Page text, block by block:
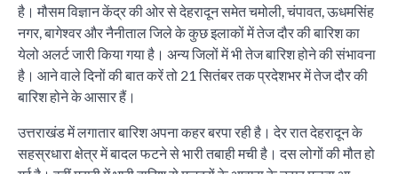
है। मौसम विज्ञान केंद्र की ओर से देहरादून समेत चमोली, चंपावत, ऊधमसिंह
नगर, बागेश्वर और नैनीताल जिले के कुछ इलाकों में तेज दौर की बारिश का
येलो अलर्ट जारी किया गया है। अन्य जिलों में भी तेज बारिश होने की संभावना
है। आने वाले दिनों की बात करें तो 21 सितंबर तक प्रदेशभर में तेज दौर की
बारिश होने के आसार हैं।
उत्तराखंड में लगातार बारिश अपना कहर बरपा रही है। देर रात देहरादून के
सहस्रधारा क्षेत्र में बादल फटने से भारी तबाही मची है। दस लोगों की मौत हो